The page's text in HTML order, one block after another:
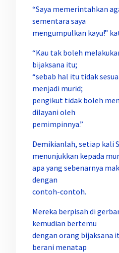
“Saya memerintahkan
sementara saya
mengumpulkan kayu!”
“Kau tak boleh
bijaksana itu;
“sebab hal itu tidak
menjadi murid;
pengikut tidak boleh
dilayani oleh
pemimpinnya.”
Demikianlah, setiap kali
menunjukkan kepada
apa yang sebenarnya
dengan
contoh-contoh.
Mereka berpisah di
kemudian bertemu
dengan orang bijaksana
berani menatap